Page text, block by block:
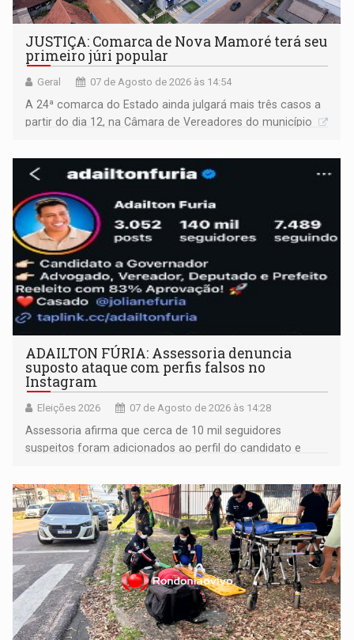
JUSTIÇA: Comarca de Nova Mamoré terá seu
primeiro júri popular
Geral 07 de Agosto de 2026 às 14:54
A 24ª comarca do Estado ainda julgará mais três casos a
partir do dia 12, na Câmara de Vereadores do município
ADAILTON FÚRIA: Assessoria denuncia
suposto ataque com perfis falsos no
Instagram
Eleições 2026 07 de Agosto de 2026 às 14:28
Assessoria afirma que cerca de 10 mil seguidores
suspeitos foram adicionados ao perfil do candidato e
remover as contas